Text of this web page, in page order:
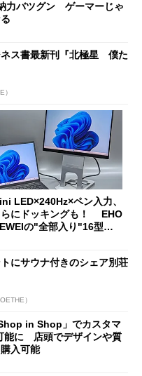
力バツグン ゲーマーじゃ
ネス書最新刊『北極星 僕た
）
LED×240Hz×ペン入力、
らにドッキングも！ EHO
の"全部入り"16型モ
にサウナ付きのシェア別荘
）
in Shop」でカスタマ
能に 店頭でデザインや質
入可能